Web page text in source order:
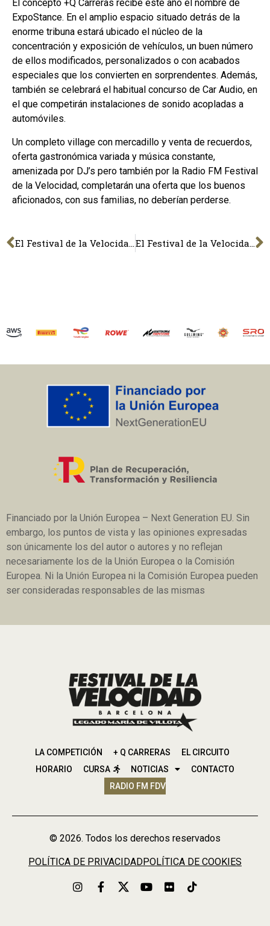
El concepto +Q Carreras recibe este año el nombre de
ExpoStance. En el amplio espacio situado detrás de la
enorme tribuna estará ubicado el núcleo de la
concentración y exposición de vehículos, un buen número
de ellos modificados, personalizados o con acabados
especiales que los convierten en sorprendentes. Además,
también se celebrará el habitual concurso de Car Audio, en
el que competirán instalaciones de sonido acopladas a
automóviles.
Un completo village con mercadillo y venta de recuerdos,
oferta gastronómica variada y música constante,
amenizada por DJ’s pero también por la Radio FM Festival
de la Velocidad, completarán una oferta que los buenos
aficionados, con sus familias, no deberían perderse.
El Festival de la Velocidad de Barcelona–Legado María de Villota 2026, los días 2, 3 y 4 de octubre El Festival de la Velocidad de Barcelona también tendrá una carrera atlética popular
Financiado por la Unión Europea – Next Generation EU. Sin
embargo, los puntos de vista y las opiniones expresadas
son únicamente los del autor o autores y no reflejan
necesariamente los de la Unión Europea o la Comisión
Europea. Ni la Unión Europea ni la Comisión Europea pueden
ser consideradas responsables de las mismas
LA COMPETICIÓN + Q CARRERAS
EL CIRCUITO
HORARIO
CURSA NOTICIAS
CONTACTO
RADIO FM FDV
© 2026. Todos los derechos reservados
POLÍTICA DE PRIVACIDADPOLÍTICA DE COOKIES